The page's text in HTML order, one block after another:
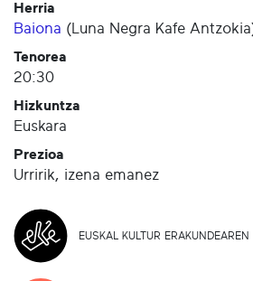
Herria
Baiona ( Luna Negra Kafe Antzokia
Tenorea
20:30
Hizkuntza
Euskara
Prezioa
Urririk, izena emanez
EUSKAL KULTUR ERAKUNDEAREN